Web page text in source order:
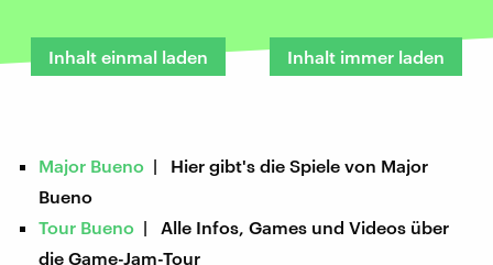
Inhalt einmal laden Inhalt immer laden
Major Bueno | Hier gibt's die Spiele von Major
Bueno
Tour Bueno | Alle Infos, Games und Videos über
die Game-Jam-Tour